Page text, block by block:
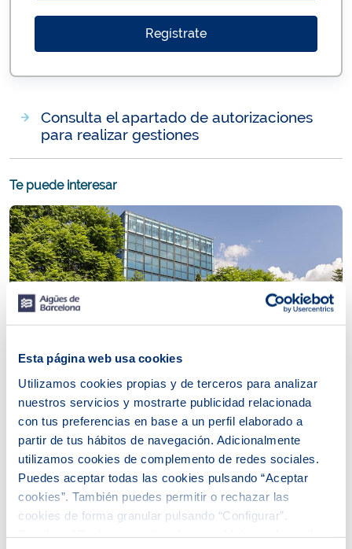
Esta página web usa cookies
Utilizamos cookies propias y de terceros para analizar
nuestros servicios y mostrarte publicidad relacionada
con tus preferencias en base a un perfil elaborado a
partir de tus hábitos de navegación. Adicionalmente
utilizamos cookies de complemento de redes sociales.
Puedes aceptar todas las cookies pulsando “Aceptar
cookies”. También puedes permitir o rechazar las
cookies de forma granular pulsando “Configurar”.
Regístrate
Consulta el apartado de autorizaciones
para realizar gestiones
Te puede interesar
Instalamos tu suministro de agua en 4 días